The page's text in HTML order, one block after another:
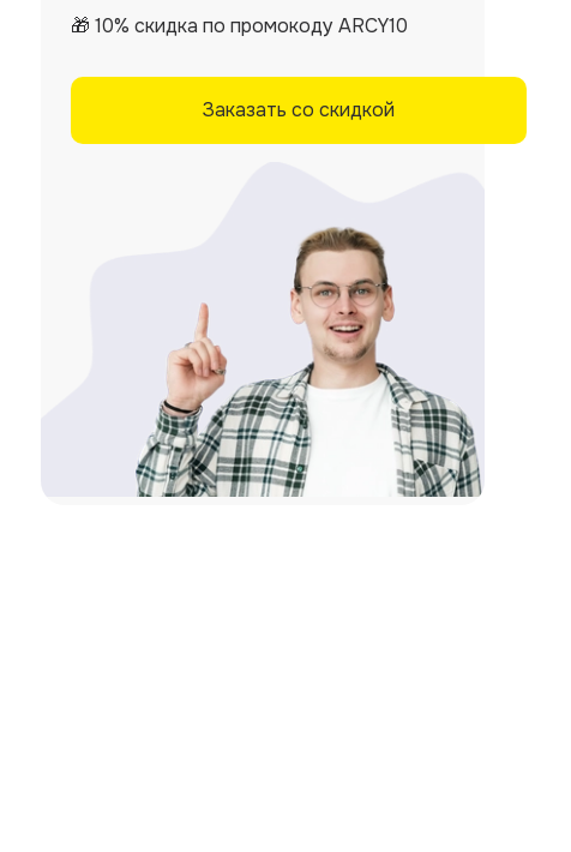
🎁 10% скидка по промокоду ARCY10
Заказать со скидкой